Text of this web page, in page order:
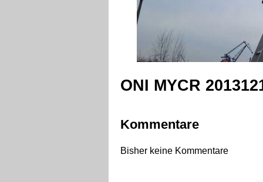
ONI MYCR
Kommentare
Bisher keine Kommentare